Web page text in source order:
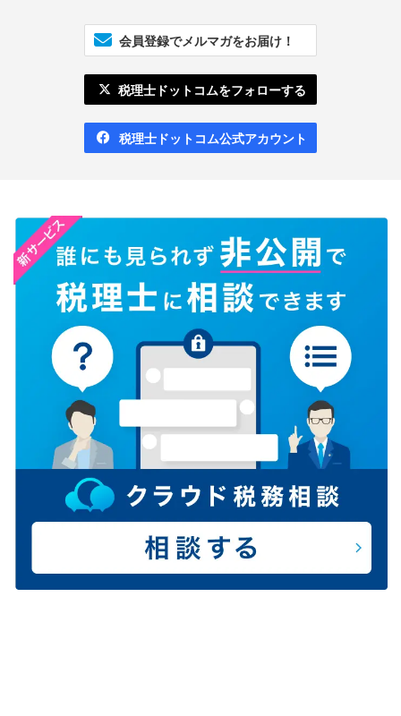
会員登録でメルマガをお届け！
税理士ドットコムをフォローする
税理士ドットコム公式アカウント